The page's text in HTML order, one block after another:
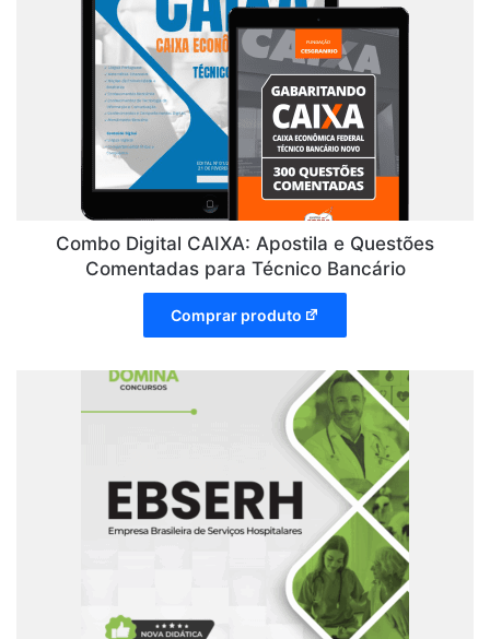
Combo Digital CAIXA: Apostila e Questões
Comentadas para Técnico Bancário
Comprar produto